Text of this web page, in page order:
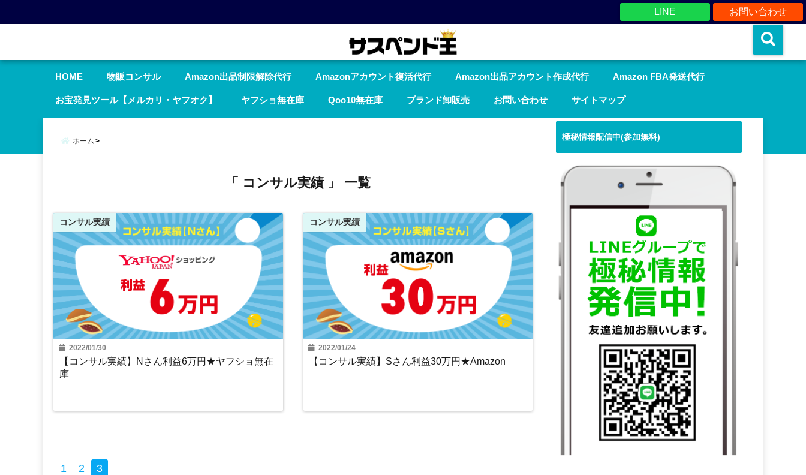
お問い合わせ
LINE
HOME 物販コンサル Amazon出品制限解除代行 Amazonアカウント復活代行 Amazon出品アカウント作成代行 Amazon FBA発送代行
お宝発見ツール【メルカリ・ヤフオク】 ヤフショ無在庫 Qoo10無在庫 ブランド卸販売 お問い合わせ サイトマップ
ホーム
「 コンサル実績 」 一覧
コンサル実績
2022/01/30
【コンサル実績】Nさん利益6万円★ヤフショ無在
庫
コンサル実績
2022/01/24
【コンサル実績】Sさん利益30万円★Amazon
1 2 3
極秘情報配信中(参加無料)